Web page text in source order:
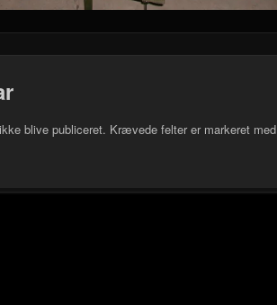
blive publiceret. Krævede felter er markeret med